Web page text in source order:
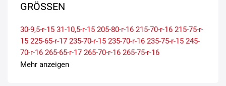
GRÖSSEN
30-9,5-r-15 31-10,5-r-15 205-80-r-16 215-70-r-16 215-75-r-
15 225-65-r-17 235-70-r-15 235-70-r-16 235-75-r-15 245-
70-r-16 265-65-r-17 265-70-r-16 265-75-r-16
Mehr anzeigen